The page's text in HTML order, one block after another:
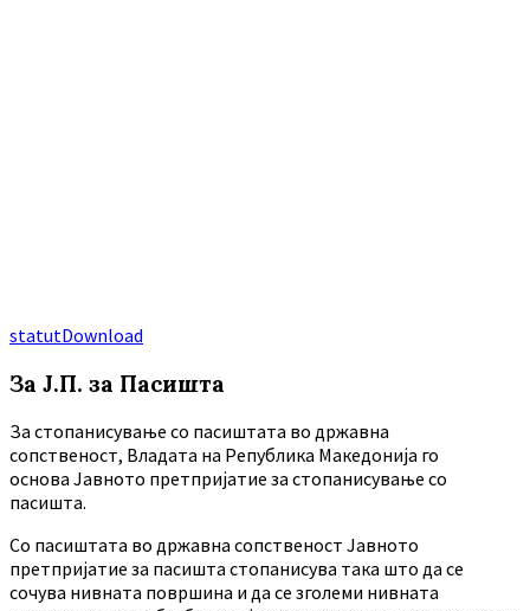
statutDownload
За Ј.П. за Пасишта
За стопанисување со пасиштата во државна
сопственост, Владата на Република Македонија го
основа Јавното претпријатие за стопанисување со
пасишта.
Co пасиштата во државна сопственост Јавното
претпријатие за пасишта стопанисува така што да се
сочува нивната површина и да се зголеми нивната